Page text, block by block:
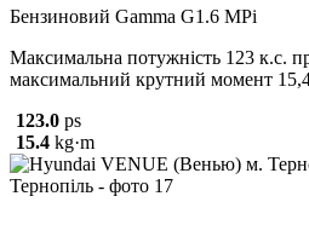
Бензиновий Gamma G1.6 MPi
Максимальна потужність 123 к.с.
максимальний крутний момент
123.0 ps
15.4 kg·m